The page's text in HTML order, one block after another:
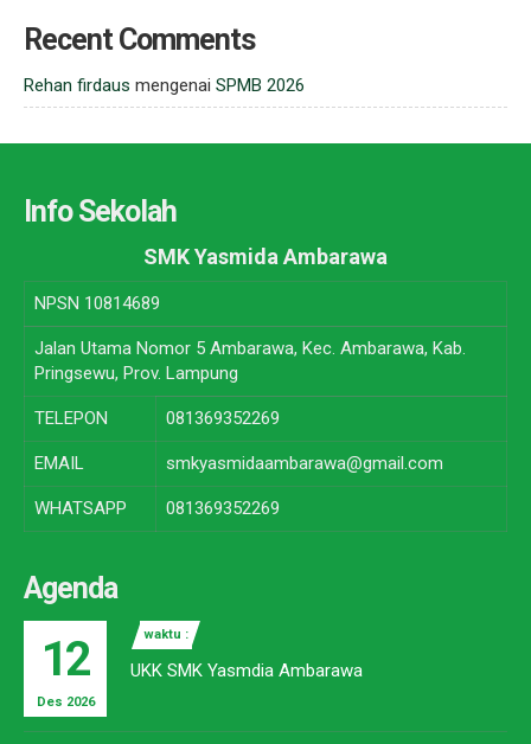
Recent Comments
Rehan firdaus mengenai SPMB 2026
Info Sekolah
SMK Yasmida Ambarawa
NPSN 10814689
Jalan Utama Nomor 5 Ambarawa, Kec. Ambarawa, Kab.
Pringsewu, Prov. Lampung
TELEPON 081369352269
EMAIL smkyasmidaambarawa@gmail.com
WHATSAPP 081369352269
Agenda
12
Des 2026
waktu :
UKK SMK Yasmdia Ambarawa